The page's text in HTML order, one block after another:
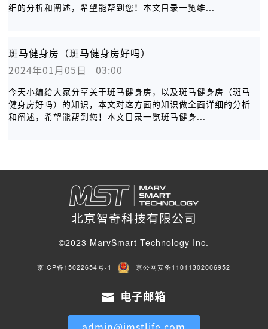
细的分析和阐述，希望能帮到您！本文目录一览维...
斑马健身房（斑马健身房好吗）
2024年01月05日   03:00
今天小编给大家分享关于斑马健身房，以及斑马健身房（斑马
健身房好吗）的知识，本文对这方面的知识做全面详细的分析
和阐述，希望能帮到您！本文目录一览斑马健身...
北京智奇科技有限公司
©2023 MarvSmart Technology Inc.
京ICP备15022654号-1 京公网安备11011302006952
电子邮箱
admin@imstlife.com